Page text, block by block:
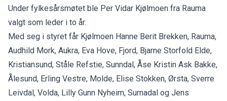
Under fylkesårsmøtet ble Per Vidar Kjølmoen fra Rauma
valgt som leder i to år.
Med seg i styret får Kjølmoen Hanne Berit Brekken, Rauma,
Audhild Mork, Aukra, Eva Hove, Fjord, Bjarne Storfold Elde,
Kristiansund, Ståle Refstie, Sunndal, Åse Kristin Ask Bakke,
Ålesund, Erling Vestre, Molde, Elise Stokken, Ørsta, Sverre
Leivdal, Volda, Lilly Gunn Nyheim, Surnadal og Jens